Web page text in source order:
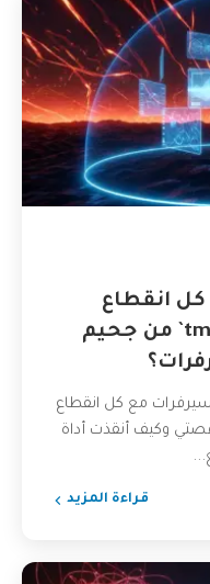
انقطاع
للشبكة: كيف أنقذنا `tmux` من جحيم
مع كل انقطاع
وكيف أنقذت أداة
قراءة المزيد